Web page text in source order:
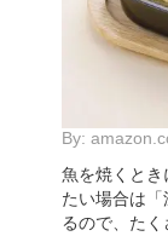
By:
魚を焼くと
たい場合は
るので、た